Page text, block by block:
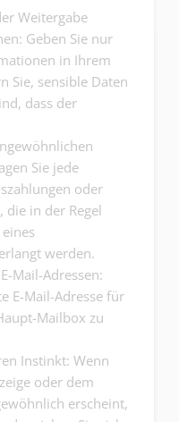
Weitergabe
Geben Sie nur
in Ihrem
Sie, sensible Daten
dass der
Sie jede
oder
in der Regel
werden.
Mail-Adressen:
E-Mail-Adresse für
Mailbox zu
Instinkt: Wenn
oder dem
erscheint,